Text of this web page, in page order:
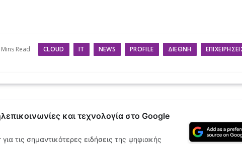
Read CLOUD IT NEWS PROFILE ΔΙΕΘΝΉ
και τεχνολογία στο Google
τις σημαντικότερες ειδήσεις της ψηφιακής